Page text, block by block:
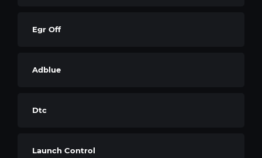
Egr Off
Adblue
Dtc
Launch Control